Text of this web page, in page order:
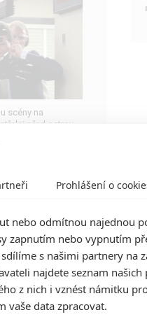
scény na
před ostrou
statečně, ale
ho poráží
bát a Úsměv a
Prohlášení o
nebo odmítnou najednou
zapnutím nebo vypnutím
s našimi partnery na
najdete seznam našich
z nich i vznést námitku
vaše data zpracovat.